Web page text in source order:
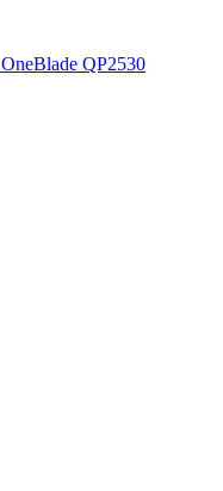
QP2530